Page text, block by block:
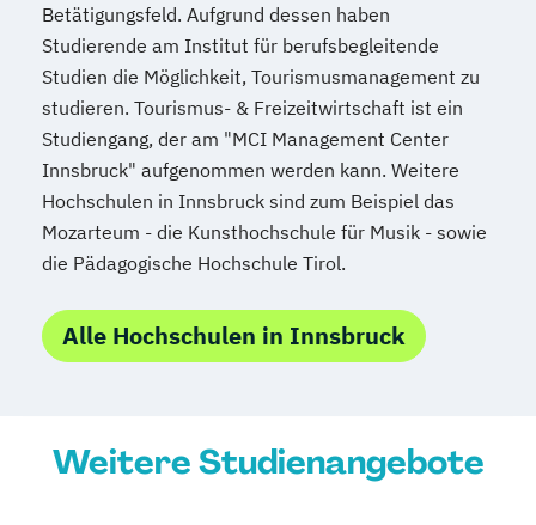
Betätigungsfeld. Aufgrund dessen haben
Studierende am Institut für berufsbegleitende
Studien die Möglichkeit, Tourismusmanagement zu
studieren. Tourismus- & Freizeitwirtschaft ist ein
Studiengang, der am "MCI Management Center
Innsbruck" aufgenommen werden kann. Weitere
Hochschulen in Innsbruck sind zum Beispiel das
Mozarteum - die Kunsthochschule für Musik - sowie
die Pädagogische Hochschule Tirol.
Alle Hochschulen in Innsbruck
Weitere Studienangebote